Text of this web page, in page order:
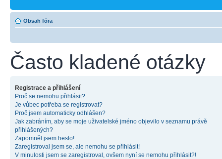
Obsah fóra
Často kladené otázky
Registrace a přihlášení
Proč se nemohu přihlásit?
Je vůbec potřeba se registrovat?
Proč jsem automaticky odhlášen?
Jak zabráním, aby se moje uživatelské jméno objevilo v seznamu právě
přihlášených?
Zapomněl jsem heslo!
Zaregistroval jsem se, ale nemohu se přihlásit!
V minulosti jsem se zaregistroval, ovšem nyní se nemohu přihlásit?!